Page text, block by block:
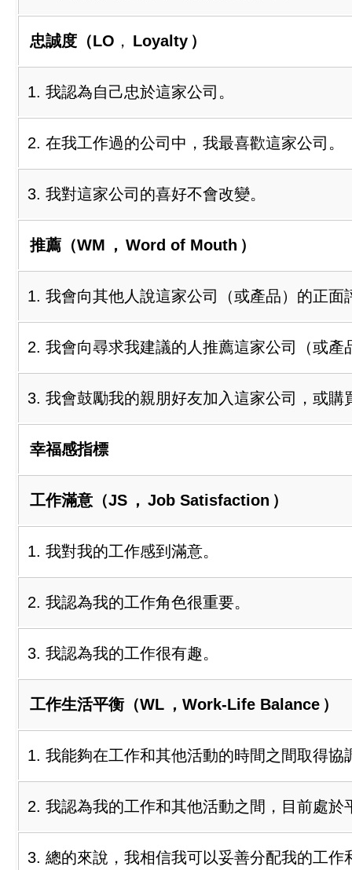
忠誠度（LO ， Loyalty ）
1. 我認為自己忠於這家公司。
2. 在我工作過的公司中，我最喜歡這家公司。
3. 我對這家公司的喜好不會改變。
推薦（WM ， Word of Mouth ）
1. 我會向其他人說這家公司（或產品）的正面
2. 我會向尋求我建議的人推薦這家公司（或產
3. 我會鼓勵我的親朋好友加入這家公司，或購
幸福感指標
工作滿意（JS ， Job Satisfaction ）
1. 我對我的工作感到滿意。
2. 我認為我的工作角色很重要。
3. 我認為我的工作很有趣。
工作生活平衡（WL ，Work-Life Balance ）
1. 我能夠在工作和其他活動的時間之間取得協
2. 我認為我的工作和其他活動之間，目前處於
3. 總的來說，我相信我可以妥善分配我的工作